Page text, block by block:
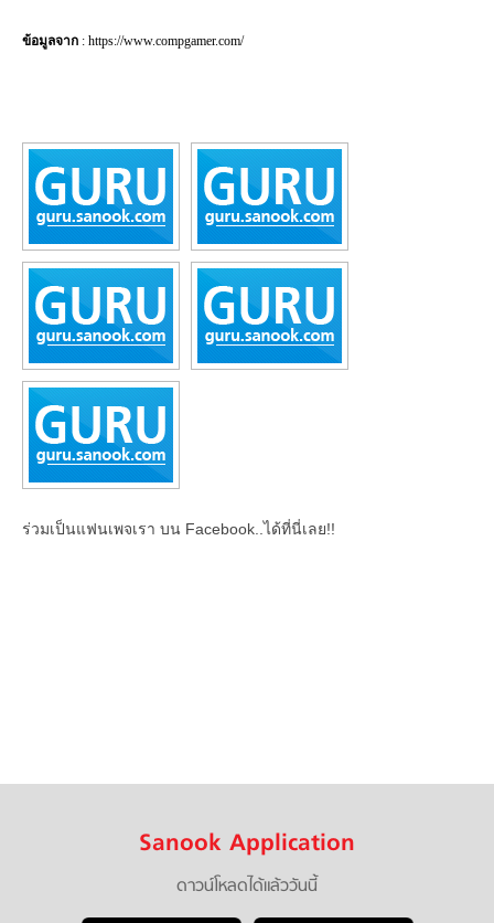
ข้อมูลจาก : https://www.compgamer.com/
ร่วมเป็นแฟนเพจเรา บน Facebook..ได้ที่นี่เลย!!
Sanook Application
ดาวน์โหลดได้แล้ววันนี้